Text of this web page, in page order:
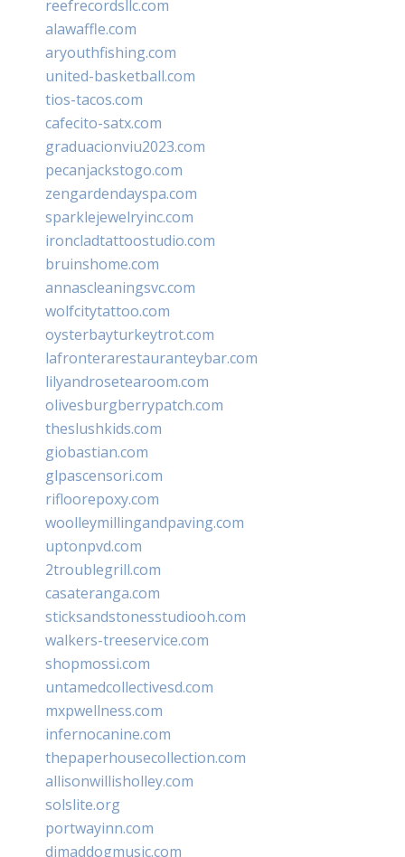
reefrecordsllc.com
alawaffle.com
aryouthfishing.com
united-basketball.com
tios-tacos.com
cafecito-satx.com
graduacionviu2023.com
pecanjackstogo.com
zengardendayspa.com
sparklejewelryinc.com
ironcladtattoostudio.com
bruinshome.com
annascleaningsvc.com
wolfcitytattoo.com
oysterbayturkeytrot.com
lafronterarestauranteybar.com
lilyandrosetearoom.com
olivesburgberrypatch.com
theslushkids.com
giobastian.com
glpascensori.com
rifloorepoxy.com
woolleymillingandpaving.com
uptonpvd.com
2troublegrill.com
casateranga.com
sticksandstonesstudiooh.com
walkers-treeservice.com
shopmossi.com
untamedcollectivesd.com
mxpwellness.com
infernocanine.com
thepaperhousecollection.com
allisonwillisholley.com
solslite.org
portwayinn.com
djmaddogmusic.com